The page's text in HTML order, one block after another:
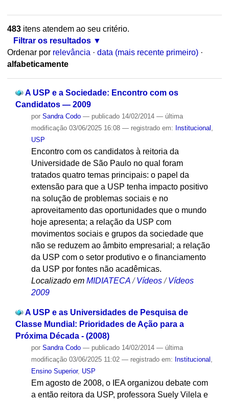
483itens atendem ao seu critério.
Filtrar os resultados
Ordenar por relevância · data (mais recente primeiro) ·
alfabeticamente
A USP e a Sociedade: Encontro com os
Candidatos — 2009
por Sandra Codo — publicado14/02/2014 — última
modificação03/06/2025 16:08 — registrado em: Institucional
USP
Encontro com os candidatos à reitoria da
Universidade de São Paulo no qual foram
tratados quatro temas principais: o papel da
extensão para que a USP tenha impacto positivo
na solução de problemas sociais e no
aproveitamento das oportunidades que o mundo
hoje apresenta; a relação da USP com
movimentos sociais e grupos da sociedade que
não se reduzem ao âmbito empresarial; a relação
da USP com o setor produtivo e o financiamento
da USP por fontes não acadêmicas.
Localizado em MIDIATECA /Vídeos /Vídeos
2009
A USP e as Universidades de Pesquisa de
Classe Mundial: Prioridades de Ação para a
Próxima Década - (2008)
por Sandra Codo — publicado14/02/2014 — última
modificação03/06/2025 11:02 — registrado em: Institucional
Ensino Superior, USP
Em agosto de 2008, o IEA organizou debate com
a então reitora da USP, professora Suely Vilela e